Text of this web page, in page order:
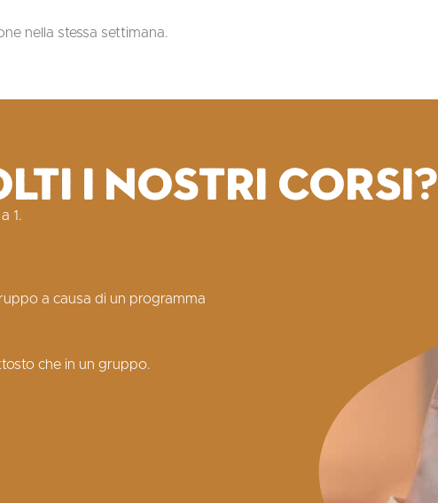
nella stessa settimana.
i nostri corsi?
1.
a causa di un programma
che in un gruppo.